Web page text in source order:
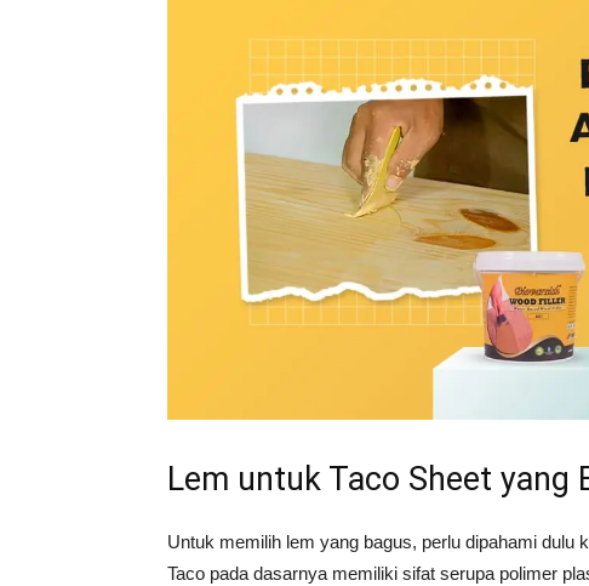
Lem untuk Taco Sheet yang
Untuk memilih lem yang bagus, perlu dipahami dulu
Taco pada dasarnya memiliki sifat serupa polimer